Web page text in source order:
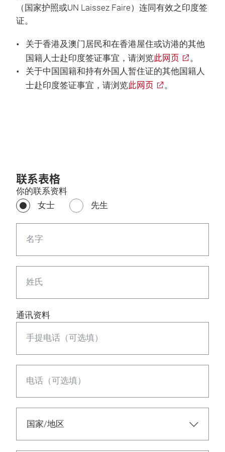
（国家护照或UN Laissez Faire）连同有效之印度签
证。
关于香港及澳门居民和在香港屋住或访港的其他
国籍人士赴印度签证事宜，请浏览此网页
。
关于中国国籍和持有外国人暂住证的其他国籍人
士赴印度签证事宜，请浏览此网页 。
联系表格
你的联系资料
女士
先生
名字
姓氏
通讯资料
手提电话（可选填）
电话（可选填）